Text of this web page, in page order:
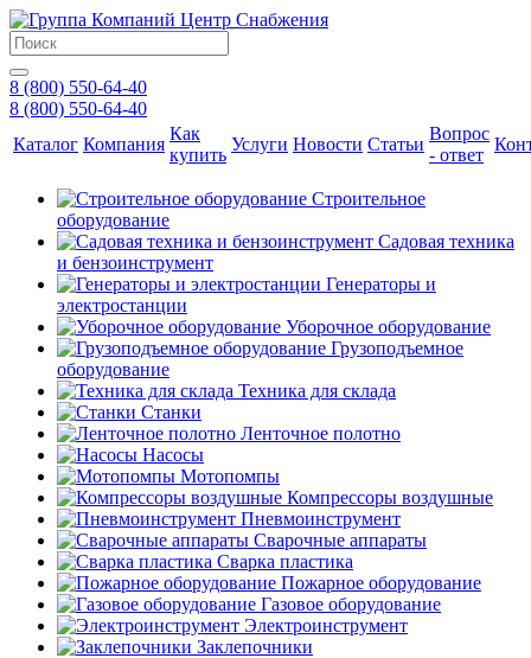
8 (800) 550-64-40
8 (800) 550-64-40
Каталог Компания
Как
купить
Услуги Новости Статьи
Вопрос
- ответ
Строительное
оборудование
Садовая техника
и бензоинструмент
Генераторы и
электростанции
Уборочное оборудование
Грузоподъемное
оборудование
Техника для склада
Станки
Ленточное полотно
Насосы
Мотопомпы
Компрессоры воздушные
Пневмоинструмент
Сварочные аппараты
Сварка пластика
Пожарное оборудование
Газовое оборудование
Электроинструмент
Заклепочники